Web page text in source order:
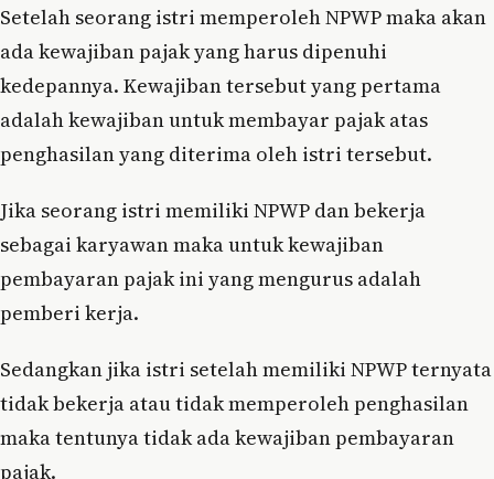
Setelah seorang istri memperoleh NPWP maka akan
ada kewajiban pajak yang harus dipenuhi
kedepannya. Kewajiban tersebut yang pertama
adalah kewajiban untuk membayar pajak atas
penghasilan yang diterima oleh istri tersebut.
Jika seorang istri memiliki NPWP dan bekerja
sebagai karyawan maka untuk kewajiban
pembayaran pajak ini yang mengurus adalah
pemberi kerja.
Sedangkan jika istri setelah memiliki NPWP ternyata
tidak bekerja atau tidak memperoleh penghasilan
maka tentunya tidak ada kewajiban pembayaran
pajak.